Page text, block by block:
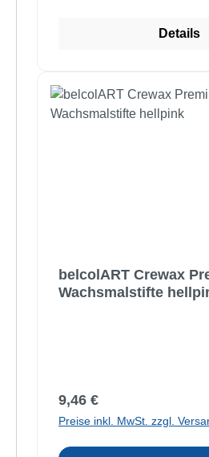
Details
belcolART Crewax
Wachsmalstifte
Regulärer Preis:
9,46 €
Preise inkl. MwSt. zzgl.